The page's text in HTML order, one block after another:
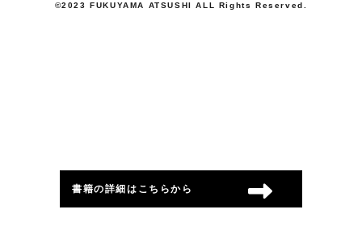
書籍の詳細は こちらから
©︎2023 FUKUYAMA ATSUSHI ALL Rights Reserved.